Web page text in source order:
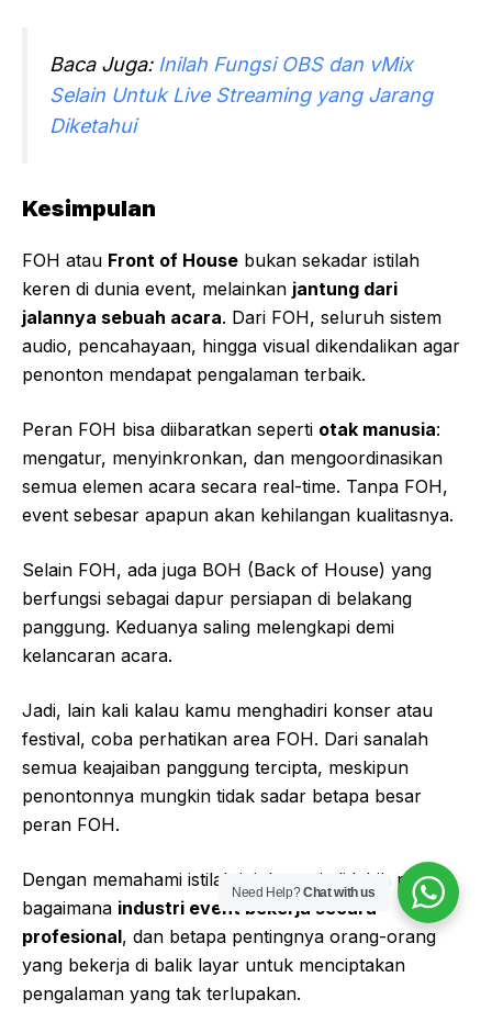
Baca Juga: Inilah Fungsi OBS dan vMix
Selain Untuk Live Streaming yang Jarang
Diketahui
Kesimpulan
FOH atau Front of House bukan sekadar istilah
keren di dunia event, melainkan jantung dari
jalannya sebuah acara. Dari FOH, seluruh sistem
audio, pencahayaan, hingga visual dikendalikan agar
penonton mendapat pengalaman terbaik.
Peran FOH bisa diibaratkan seperti otak manusia:
mengatur, menyinkronkan, dan mengoordinasikan
semua elemen acara secara real-time. Tanpa FOH,
event sebesar apapun akan kehilangan kualitasnya.
Selain FOH, ada juga BOH (Back of House) yang
berfungsi sebagai dapur persiapan di belakang
panggung. Keduanya saling melengkapi demi
kelancaran acara.
Jadi, lain kali kalau kamu menghadiri konser atau
festival, coba perhatikan area FOH. Dari sanalah
semua keajaiban panggung tercipta, meskipun
penontonnya mungkin tidak sadar betapa besar
peran FOH.
Dengan memahami istilah ini, kamu jadi lebih paham
bagaimana industri event bekerja secara
profesional, dan betapa pentingnya orang-orang
yang bekerja di balik layar untuk menciptakan
pengalaman yang tak terlupakan.
Need Help?Chat with us